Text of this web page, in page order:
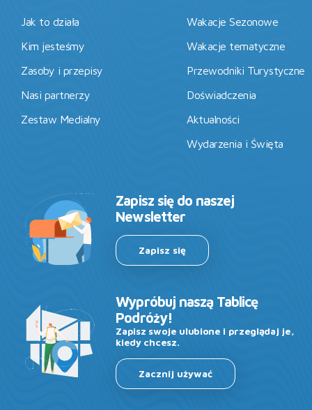
Jak to działa
Kim jesteśmy
Zasoby i przepisy
Nasi partnerzy
Zestaw Medialny
Wakacje Sezonowe
Wakacje tematyczne
Przewodniki Turystyczne
Doświadczenia
Aktualności
Wydarzenia i Święta
Zapisz się do naszej
Newsletter
Zapisz się
Wypróbuj naszą Tablicę
Podróży!
Zapisz swoje ulubione i przeglądaj je,
kiedy chcesz.
Zacznij używać